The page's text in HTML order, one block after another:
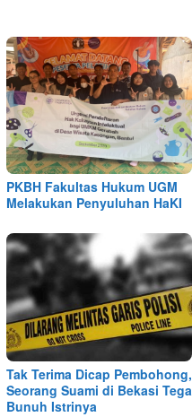
PKBH Fakultas Hukum UGM
Melakukan Penyuluhan HaKI
Tak Terima Dicap Pembohong,
Seorang Suami di Bekasi Tega
Bunuh Istrinya